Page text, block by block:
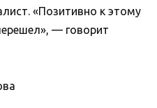
«Позитивно к этому
— говорит